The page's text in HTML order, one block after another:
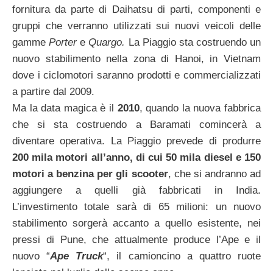
fornitura da parte di Daihatsu di parti, componenti e
gruppi che verranno utilizzati sui nuovi veicoli delle
gammePortereQuargo. La Piaggio sta costruendo un
nuovo stabilimento nella zona di Hanoi, in Vietnam
dove i ciclomotori saranno prodotti e commercializzati
a partire dal 2009.
Ma la data magica è il 2010, quando la nuova fabbrica
che si sta costruendo a Baramati comincerà a
diventare operativa. La Piaggio prevede di produrre
200 mila motori all’anno, di cui 50 mila diesel e 150
motori a benzina per gli scooter, che si andranno ad
aggiungere a quelli già fabbricati in India.
L’investimento totale sarà di 65 milioni: un nuovo
stabilimento sorgerà accanto a quello esistente, nei
pressi di Pune, che attualmente produce l’Ape e il
nuovo “Ape Truck“, il camioncino a quattro ruote